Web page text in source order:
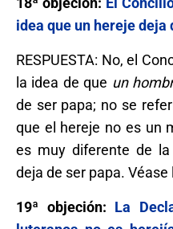
idea que un hereje deja
RESPUESTA: No, el
la idea de que un
de ser papa; no se
que el hereje no es un
es muy diferente de
deja de ser papa.
19ª objeción: La